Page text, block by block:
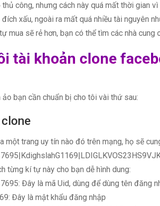
công, nhưng cách này quá mất thời gian
xấu, ngoài ra mất quá nhiều tài nguyên
mua sẽ rẻ hơn, bạn có thể tìm các nhà
tài khoản clone
bạn cần chuẩn bị cho tôi vài thứ sau:
một trang uy tín nào đó trên mạng, họ sẽ
từng kí tự này cho bạn dễ hình dung:
Đây là mã Uid, dùng để dùng tên đăng
Đây là mật khẩu đăng nhập